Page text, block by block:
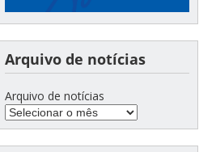
Arquivo de notícias
Arquivo de notícias